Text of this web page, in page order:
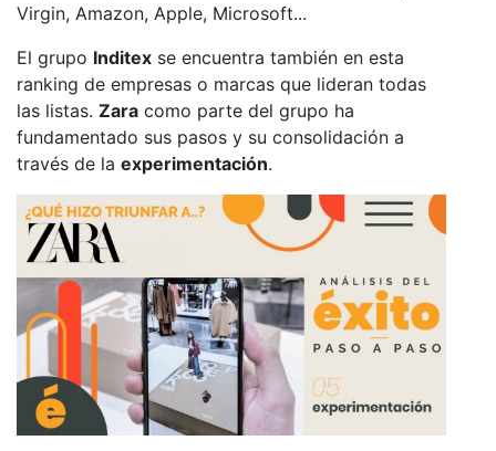
Virgin, Amazon, Apple, Microsoft...
El grupo Inditex se encuentra también en esta
ranking de empresas o marcas que lideran todas
las listas. Zara como parte del grupo ha
fundamentado sus pasos y su consolidación a
través de la experimentación.